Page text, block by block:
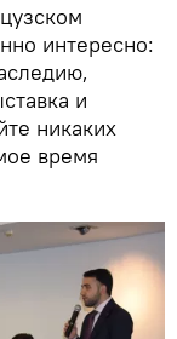
интересно:
и
никаких
время